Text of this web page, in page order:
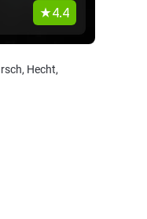
4.4
Hecht,